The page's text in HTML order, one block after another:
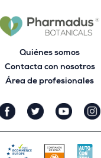
Quiénes somos
Contacta con nosotros
Área de profesionales